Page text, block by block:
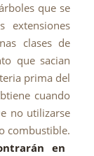
que se
extensiones
clases de
que sacian
prima del
cuando
no utilizarse
combustible.
en